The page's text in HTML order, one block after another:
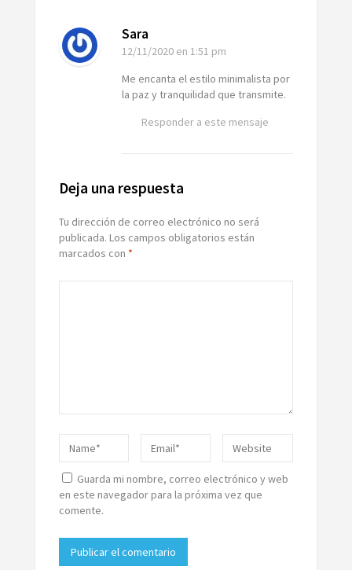
Sara
12/11/2020en 1:51 pm
Me encanta el estilo minimalista por
la paz y tranquilidad que transmite.
Responder a este mensaje
Deja una respuesta
Tu dirección de correo electrónico no será
publicada. Los campos obligatorios están
marcados con *
Guarda mi nombre, correo electrónico y web
en este navegador para la próxima vez que
comente.